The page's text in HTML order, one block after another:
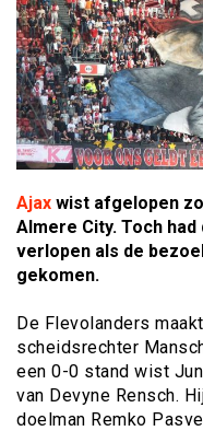
Ajax wist afgelopen
Almere City. Toch
verlopen als de
gekomen.
De Flevolanders
scheidsrechter
een 0-0 stand wist
van Devyne Rensch.
doelman Remko